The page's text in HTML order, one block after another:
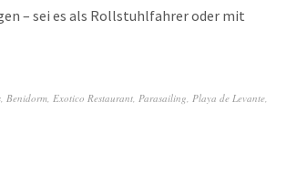
– sei es als Rollstuhlfahrer oder mit
, Benidorm, Exotico Restaurant, Parasailing, Playa de Levante,